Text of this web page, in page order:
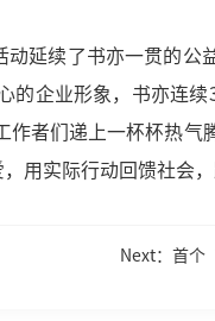
延续了书亦一贯的公
的企业形象，书亦连
者们递上一杯杯热气
用实际行动回馈社会，
Next：首个